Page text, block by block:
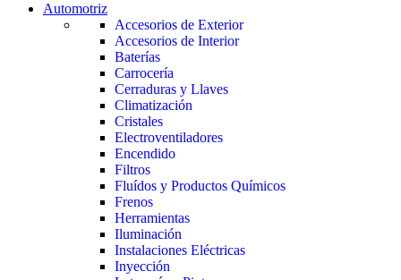
Automotriz
Accesorios de Exterior
Accesorios de Interior
Baterías
Carrocería
Cerraduras y Llaves
Climatización
Cristales
Electroventiladores
Encendido
Filtros
Fluídos y Productos Químicos
Frenos
Herramientas
Iluminación
Instalaciones Eléctricas
Inyección